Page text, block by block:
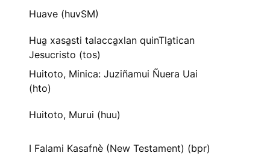
Huave (huvSM)
Hua̱ xasa̱sti talacca̱xlan quinTla̱tican
Jesucristo (tos)
Huitoto, Minica: Juziñamui Ñuera Uai
(hto)
Huitoto, Murui (huu)
I Falami Kasafnè (New Testament) (bpr)